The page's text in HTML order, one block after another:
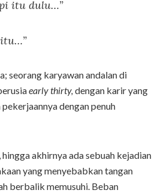
itu dulu…”
itu…”
seorang karyawan andalan di
early thirty, dengan karir yang
dengan penuh
akhirnya ada sebuah kejadian
yang menyebabkan tangan
berbalik memusuhi. Beban